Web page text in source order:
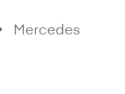
Mercedes